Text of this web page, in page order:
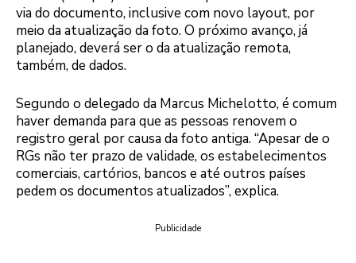
via do documento, inclusive com novo layout, por
meio da atualização da foto. O próximo avanço, já
planejado, deverá ser o da atualização remota,
também, de dados.
Segundo o delegado da Marcus Michelotto, é comum
haver demanda para que as pessoas renovem o
registro geral por causa da foto antiga. “Apesar de o
RGs não ter prazo de validade, os estabelecimentos
comerciais, cartórios, bancos e até outros países
pedem os documentos atualizados”, explica.
Publicidade